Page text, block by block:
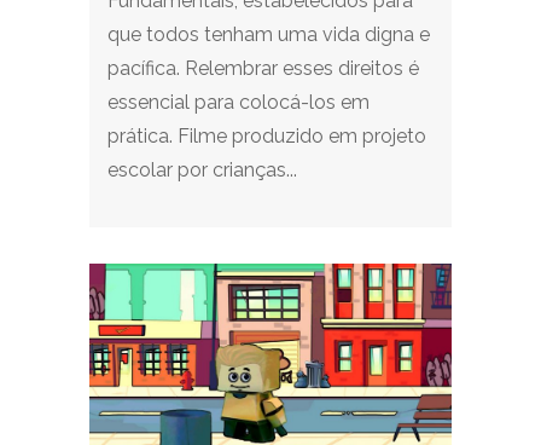
que todos tenham uma vida digna e
pacífica. Relembrar esses direitos é
essencial para colocá-los em
prática. Filme produzido em projeto
escolar por crianças...